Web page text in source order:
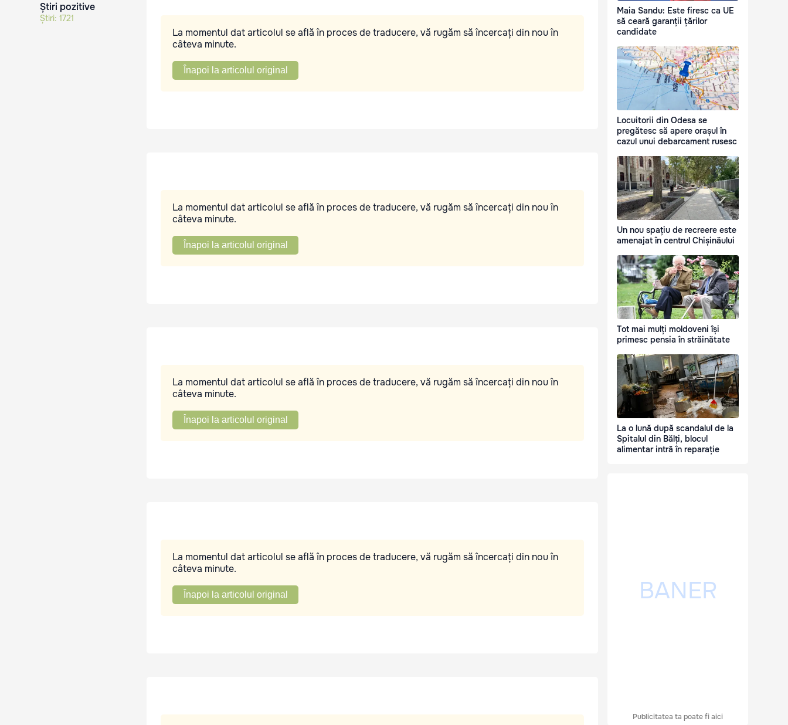
Știri pozitive
Știri: 1721
La momentul dat articolul se află în proces de traducere, vă rugăm să încercați din nou în
câteva minute.
Înapoi la articolul original
La momentul dat articolul se află în proces de traducere, vă rugăm să încercați din nou în
câteva minute.
Înapoi la articolul original
La momentul dat articolul se află în proces de traducere, vă rugăm să încercați din nou în
câteva minute.
Înapoi la articolul original
La momentul dat articolul se află în proces de traducere, vă rugăm să încercați din nou în
câteva minute.
Înapoi la articolul original
Maia Sandu: Este firesc ca UE
să ceară garanții țărilor
candidate
Locuitorii din Odesa se
pregătesc să apere orașul în
cazul unui debarcament rusesc
Un nou spațiu de recreere este
amenajat în centrul Chișinăului
Tot mai mulți moldoveni își
primesc pensia în străinătate
La o lună după scandalul de la
Spitalul din Bălți, blocul
alimentar intră în reparație
Publicitatea ta poate fi aici